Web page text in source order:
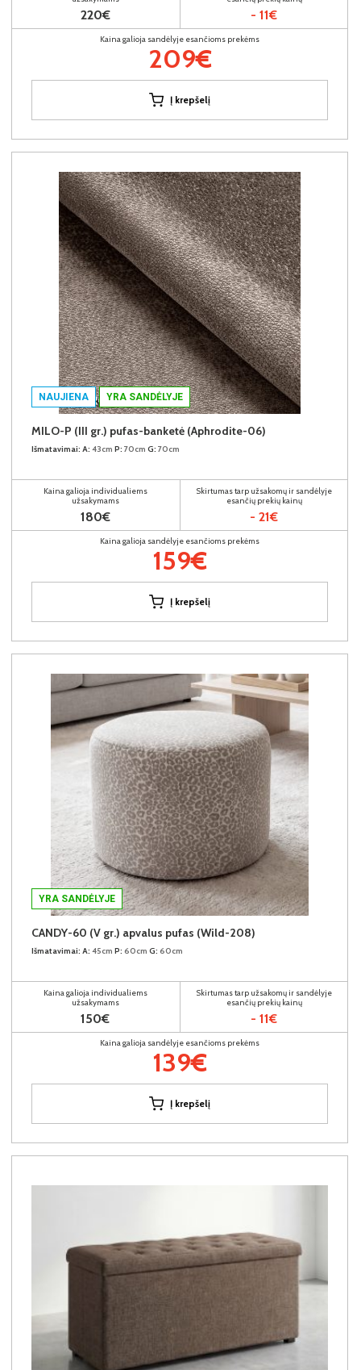
220€ - 11€
Kaina galioja sandėlyje esančioms prekėms
209€
Į krepšelį
NAUJIENA YRA SANDĖLYJE
MILO-P (III gr.) pufas-banketė (Aphrodite-06)
Išmatavimai: A: 43cm P: 70cm G: 70cm
Kaina galioja individualiems
užsakymams
180€
Skirtumas tarp užsakomų ir sandėlyje
esančių prekių kainų
- 21€
Kaina galioja sandėlyje esančioms prekėms
159€
Į krepšelį
YRA SANDĖLYJE
CANDY-60 (V gr.) apvalus pufas (Wild-208)
Išmatavimai: A: 45cm P: 60cm G: 60cm
Kaina galioja individualiems
užsakymams
150€
Skirtumas tarp užsakomų ir sandėlyje
esančių prekių kainų
- 11€
Kaina galioja sandėlyje esančioms prekėms
139€
Į krepšelį